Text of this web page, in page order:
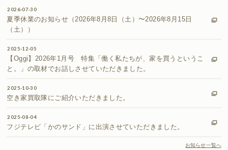
2026-07-30
夏季休業のお知らせ（2026年8月8日（土）〜2026年8月15日
（土））
2025-12-05
【Oggi】2026年1月号 特集「働く私たちが、家を買うというこ
と。」の取材でお話しさせていただきました。
2025-10-30
空き家買取隊にご紹介いただきました。
2025-08-04
フジテレビ「かのサンド」に出演させていただきました。
お知らせ一覧へ